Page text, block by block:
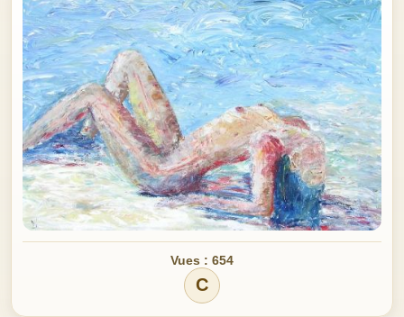
Vues : 654
C